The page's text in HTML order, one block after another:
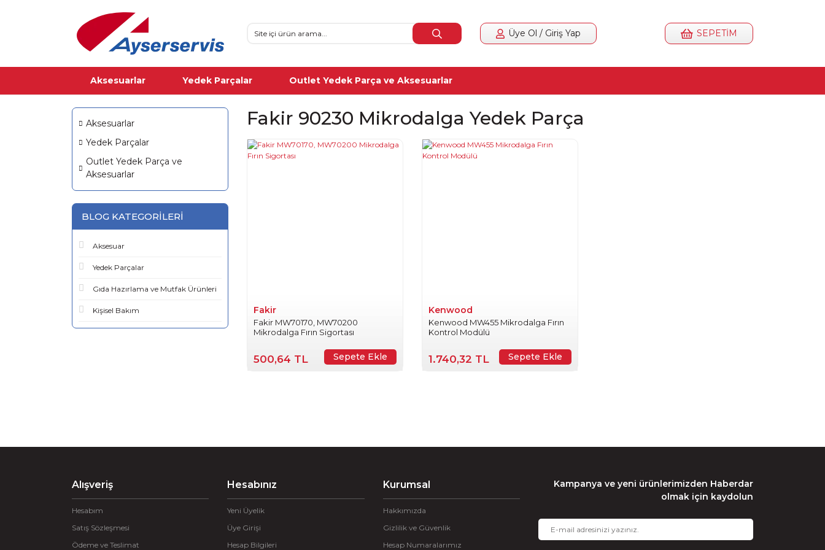
Üye Ol / Giriş Yap SEPETİM
Aksesuarlar Yedek Parçalar Outlet Yedek Parça ve Aksesuarlar
Aksesuarlar
Yedek Parçalar
Outlet Yedek Parça ve
Aksesuarlar
BLOG KATEGORILERI
Aksesuar
Yedek Parçalar
Gıda Hazırlama ve Mutfak Ürünleri
Kişisel Bakım
Fakir 90230 Mikrodalga Yedek Parça
Fakir
Fakir MW70170, MW70200
Mikrodalga Fırın Sigortası
500,64 TL Sepete Ekle
Kenwood
Kenwood MW455 Mikrodalga Fırın
Kontrol Modülü
1.740,32 TL Sepete Ekle
Alışveriş
Hesabım
Satış Sözleşmesi
Ödeme ve Teslimat
Hesabınız
Yeni Üyelik
Üye Girişi
Hesap Bilgileri
Kurumsal
Hakkımızda
Gizlilik ve Güvenlik
Hesap Numaralarımız
Kampanya ve yeni ürünlerimizden Haberdar
olmak için kaydolun